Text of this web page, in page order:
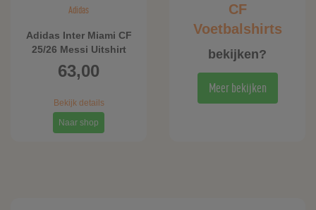
Adidas
Adidas Inter Miami CF
25/26 Messi Uitshirt
Kids
63,00
Bekijk details
Naar shop
CF
Voetbalshirts
bekijken?
Meer bekijken